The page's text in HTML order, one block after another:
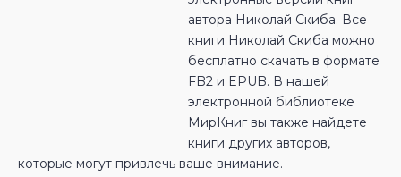
автора Николай Скиба. Все
книги Николай Скиба можно
бесплатно скачать в формате
FB2 и EPUB. В нашей
электронной библиотеке
МирКниг вы также найдете
книги других авторов,
которые могут привлечь ваше внимание.